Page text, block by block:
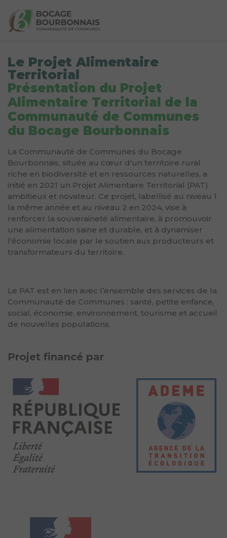
Le Projet Alimentaire
Territorial
Présentation du Projet
Alimentaire Territorial de la
Communauté de Communes
du Bocage Bourbonnais
La Communauté de Communes du Bocage
Bourbonnais, située au cœur d'un territoire rural
riche en biodiversité et en ressources naturelles, a
initié en 2021 un Projet Alimentaire Territorial (PAT)
ambitieux et novateur. Ce projet, labellisé au niveau 1
la même année et au niveau 2 en 2024, vise à
renforcer la souveraineté alimentaire, à promouvoir
une alimentation saine et durable, et à dynamiser
l'économie locale par le soutien aux producteurs et
transformateurs du territoire.
Le PAT est en lien avec l’ensemble des services de la
Communauté de Communes : santé, petite enfance,
social, économie, environnement, tourisme et accueil
de nouvelles populations.
Projet financé par